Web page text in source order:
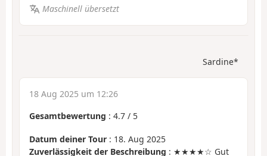
Maschinell übersetzt
Sardine*
18 Aug 2025 um 12:26
Gesamtbewertung : 4.7 / 5
Datum deiner Tour : 18. Aug 2025
Zuverlässigkeit der Beschreibung : ★★★★☆ Gut